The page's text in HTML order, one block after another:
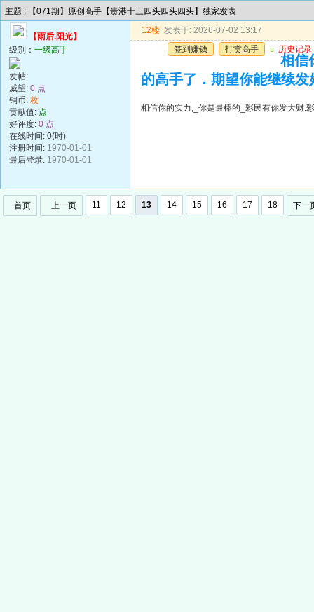
主题 : 【071期】原创高手【贵港十三四头四头四头】独家发表
【雨后.阳光】
级别： 一级高手
发帖:
威望: 0 点
铜币: 枚
贡献值: 点
好评度: 0 点
在线时间: 0(时)
注册时间: 1970-01-01
最后登录: 1970-01-01
12楼 发表于: 2026-07-02 13:17
签到赚钱
打赏高手 u 历史记录
相信
的高手了．期望你能继续发
相信你的实力,_你是最棒的_彩民有你发大财.
首页 上一页 11 12 13 14 15 16 17 18 下一